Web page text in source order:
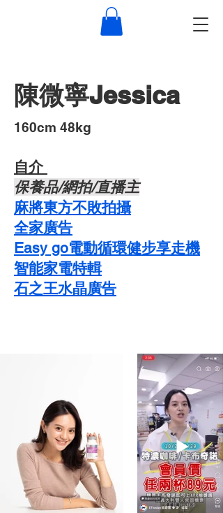
陳微寧Jessica
​160cm 48kg
自介 ​
​保養品/網拍/直播主
麻將東方不敗拍攝
​全家廣告
Easy go電動循環健步享走機
智能家電特輯
石之王水晶廣告